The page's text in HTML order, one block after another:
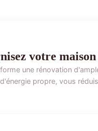
votre
une rénovation
propre, vous